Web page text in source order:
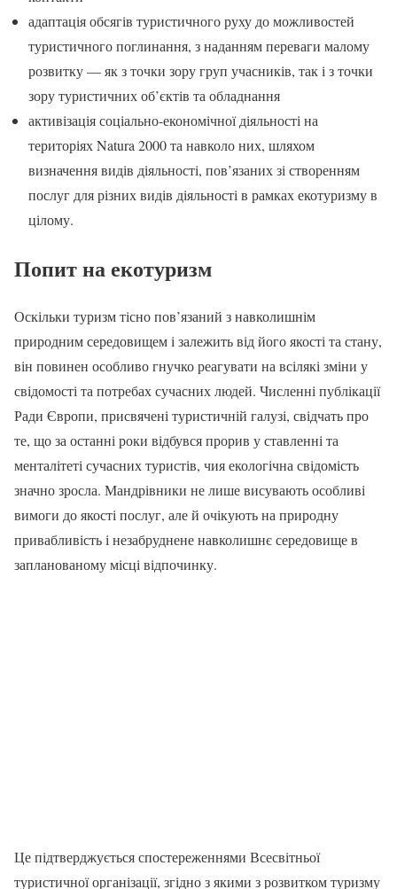
адаптація обсягів туристичного руху до можливостей
туристичного поглинання, з наданням переваги малому
розвитку — як з точки зору груп учасників, так і з точки
зору туристичних об’єктів та обладнання
активізація соціально-економічної діяльності на
територіях Natura 2000 та навколо них, шляхом
визначення видів діяльності, пов’язаних зі створенням
послуг для різних видів діяльності в рамках екотуризму в
цілому.
Попит на екотуризм
Оскільки туризм тісно пов’язаний з навколишнім
природним середовищем і залежить від його якості та стану,
він повинен особливо гнучко реагувати на всілякі зміни у
свідомості та потребах сучасних людей. Численні публікації
Ради Європи, присвячені туристичній галузі, свідчать про
те, що за останні роки відбувся прорив у ставленні та
менталітеті сучасних туристів, чия екологічна свідомість
значно зросла. Мандрівники не лише висувають особливі
вимоги до якості послуг, але й очікують на природну
привабливість і незабруднене навколишнє середовище в
запланованому місці відпочинку.
Це підтверджується спостереженнями Всесвітньої
туристичної організації, згідно з якими з розвитком туризму